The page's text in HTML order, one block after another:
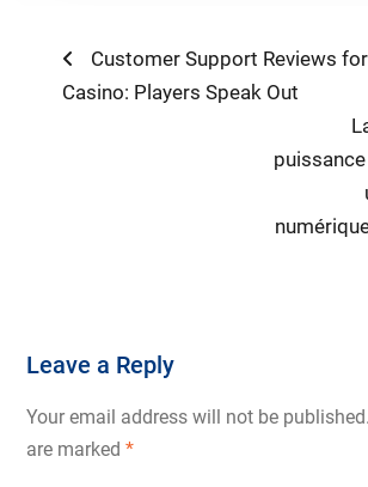
Post
navigation
Previous
post:
Customer Support Reviews
Casino: Players Speak Out
Leave a Reply
Your email address will not be published.
are marked *